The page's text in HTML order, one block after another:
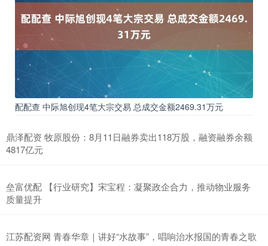
配配查 中际旭创现4笔大宗交易 总成交金额2469.31万元
鼎泽配资 牧原股份：8月11日融券卖出118万股，融资融券余额
4817亿元
垒富优配 【行业研究】宋宝程：凝聚政企合力，推动物业服务
质量提升
江苏配资网 青春华章｜讲好“水故事”，唱响治水报国的青春之歌